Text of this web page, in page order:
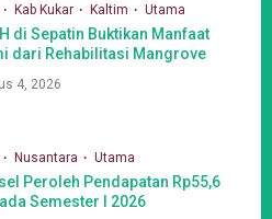
Kab Kukar Kaltim Utama
di Sepatin Buktikan Manfaat
dari Rehabilitasi Mangrove
4, 2026
Nusantara Utama
Peroleh Pendapatan Rp55,6
Semester I 2026